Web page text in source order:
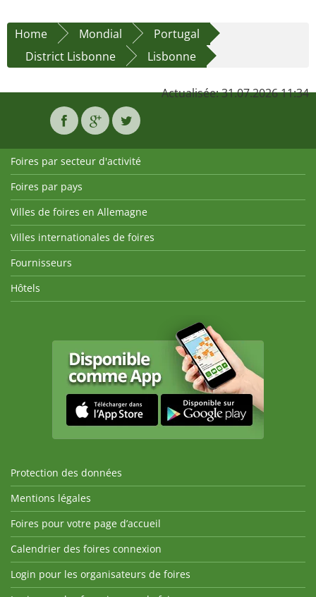
Home Mondial
Portugal
District Lisbonne
Lisbonne
Actualisée: 31.07.2026 11:34
Foires par secteur d'activité
Foires par pays
Villes de foires en Allemagne
Villes internationales de foires
Fournisseurs
Hôtels
Protection des données
Mentions légales
Foires pour votre page d’accueil
Calendrier des foires connexion
Login pour les organisateurs de foires